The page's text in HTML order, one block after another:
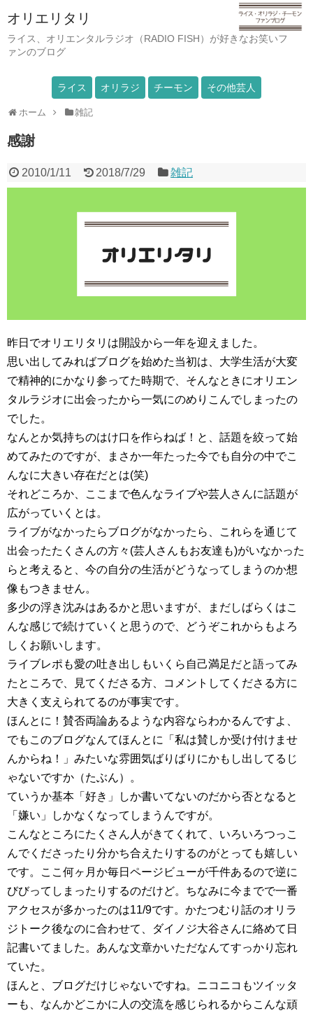
オリエリタリ
ライス、オリエンタルラジオ（RADIO FISH）が好きなお笑いフ
ァンのブログ
ライス オリラジ チーモン その他芸人
ホーム 雑記
感謝
2010/1/11 2018/7/29 雑記
昨日でオリエリタリは開設から一年を迎えました。
思い出してみればブログを始めた当初は、大学生活が大変
で精神的にかなり参ってた時期で、そんなときにオリエン
タルラジオに出会ったから一気にのめりこんでしまったの
でした。
なんとか気持ちのはけ口を作らねば！と、話題を絞って始
めてみたのですが、まさか一年たった今でも自分の中でこ
んなに大きい存在だとは(笑)
それどころか、ここまで色んなライブや芸人さんに話題が
広がっていくとは。
ライブがなかったらブログがなかったら、これらを通じて
出会ったたくさんの方々(芸人さんもお友達も)がいなかった
らと考えると、今の自分の生活がどうなってしまうのか想
像もつきません。
多少の浮き沈みはあるかと思いますが、まだしばらくはこ
んな感じで続けていくと思うので、どうぞこれからもよろ
しくお願いします。
ライブレポも愛の吐き出しもいくら自己満足だと語ってみ
たところで、見てくださる方、コメントしてくださる方に
大きく支えられてるのが事実です。
ほんとに！賛否両論あるような内容ならわかるんですよ、
でもこのブログなんてほんとに「私は賛しか受け付けませ
んからね！」みたいな雰囲気ばりばりにかもし出してるじ
ゃないですか（たぶん）。
ていうか基本「好き」しか書いてないのだから否となると
「嫌い」しかなくなってしまうんですが。
こんなところにたくさん人がきてくれて、いろいろつっこ
んでくださったり分かち合えたりするのがとっても嬉しい
です。ここ何ヶ月か毎日ページビューが千件あるので逆に
びびってしまったりするのだけど。ちなみに今までで一番
アクセスが多かったのは11/9です。かたつむり話のオリラ
ジトーク後なのに合わせて、ダイノジ大谷さんに絡めて日
記書いてました。あんな文章かいただなんてすっかり忘れ
ていた。
ほんと、ブログだけじゃないですね。ニコニコもツイッタ
ーも、なんかどこかに人の交流を感じられるからこんな頑